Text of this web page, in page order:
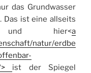
das Grundwasser
Das ist eine allseits
und hier<a
natur/erdbe
ist der Spiegel